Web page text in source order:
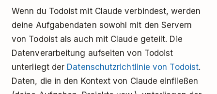
Wenn du Todoist mit Claude verbindest, werden
deine Aufgabendaten sowohl mit den Servern
von Todoist als auch mit Claude geteilt. Die
Datenverarbeitung aufseiten von Todoist
unterliegt der Datenschutzrichtlinie von Todoist.
Daten, die in den Kontext von Claude einfließen